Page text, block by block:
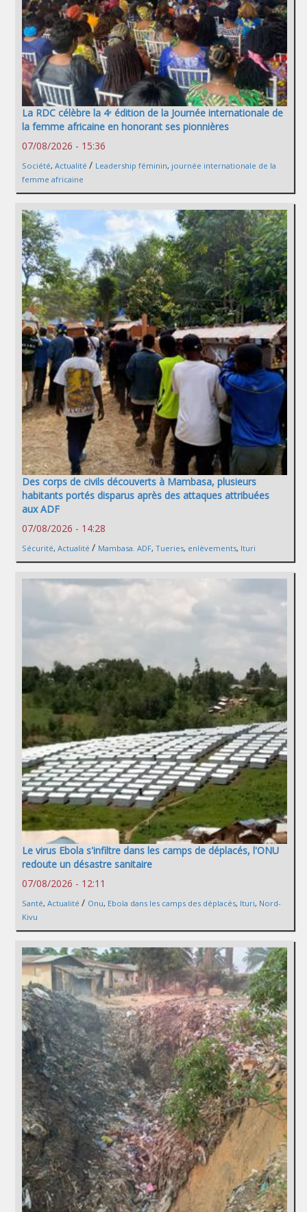
La RDC célèbre la 4ᵉ édition de la Journée internationale de
la femme africaine en honorant ses pionnières
07/08/2026 - 15:36
Société, Actualité / Leadership féminin, journée internationale de la
femme africaine
Des corps de civils découverts à Mambasa, plusieurs
habitants portés disparus après des attaques attribuées
aux ADF
07/08/2026 - 14:28
Sécurité, Actualité / Mambasa. ADF, Tueries, enlèvements, Ituri
Le virus Ebola s'infiltre dans les camps de déplacés, l'ONU
redoute un désastre sanitaire
07/08/2026 - 12:11
Santé, Actualité / Onu, Ebola dans les camps des déplacés, Ituri, Nord-
Kivu